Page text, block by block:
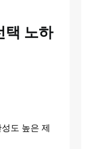
택 노하
도 높은 제